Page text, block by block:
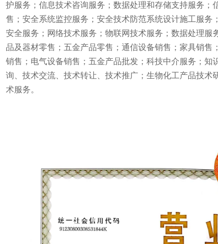
护服务；信息技术咨询服务；数据处理和存储支持服务
售；安全系统监控服务；安全技术防范系统设计施工服
安全服务；网络技术服务；物联网技术服务；数据处理
品及器材零售；五金产品零售；通信设备销售；家具销
销售；电气设备销售；五金产品批发；科技中介服务；
询、技术交流、技术转让、技术推广；生物化工产品技
术服务。